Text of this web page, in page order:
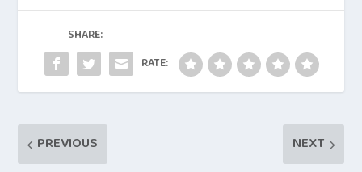
o
o
k
A
p
p
SHARE:
RATE:
PREVIOUS
NEXT